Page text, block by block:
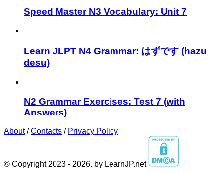
Speed Master N3 Vocabulary: Unit 7
Learn JLPT N4 Grammar: はずです (hazu
desu)
N2 Grammar Exercises: Test 7 (with
Answers)
About/Contacts / Privacy Policy
© Copyright 2023 - 2026. by LearnJP.net